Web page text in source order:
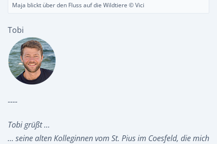
Maja blickt über den Fluss auf die Wildtiere © Vici
Tobi
----
Tobi grüßt …
… seine alten Kolleginnen vom St. Pius im Coesfeld, die mich